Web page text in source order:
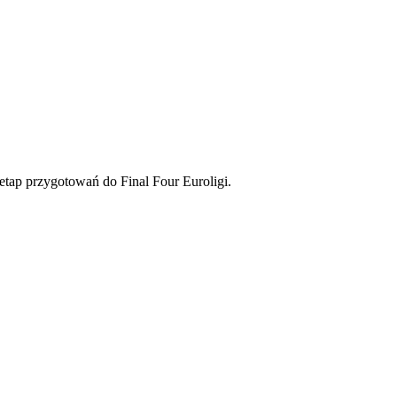
przygotowań do Final Four Euroligi.